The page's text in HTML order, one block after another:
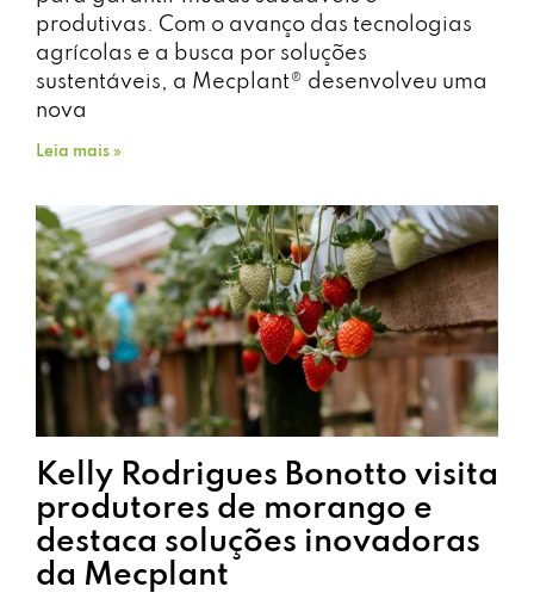
produtivas. Com o avanço das tecnologias
agrícolas e a busca por soluções
sustentáveis, a Mecplant® desenvolveu uma
nova
Leia mais »
Kelly Rodrigues Bonotto visita
produtores de morango e
destaca soluções inovadoras
da Mecplant